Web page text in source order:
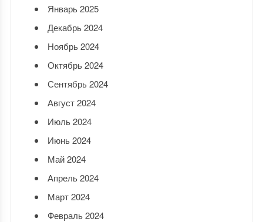
Январь 2025
Декабрь 2024
Ноябрь 2024
Октябрь 2024
Сентябрь 2024
Август 2024
Июль 2024
Июнь 2024
Май 2024
Апрель 2024
Март 2024
Февраль 2024